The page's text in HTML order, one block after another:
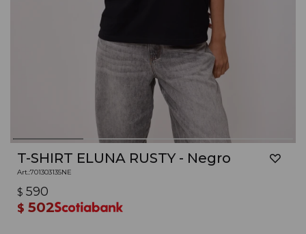
T-SHIRT ELUNA RUSTY - Negro
701303135NE
$ 590
$ 502